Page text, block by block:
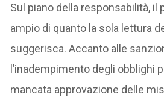
Sul piano della responsabilità, il
ampio di quanto la sola lettura
suggerisca. Accanto alle
l’inadempimento degli obblighi
mancata approvazione delle